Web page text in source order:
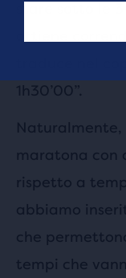
1h30’00”.
Naturalmente,
maratona con
rispetto a
abbiamo
che
tempi che